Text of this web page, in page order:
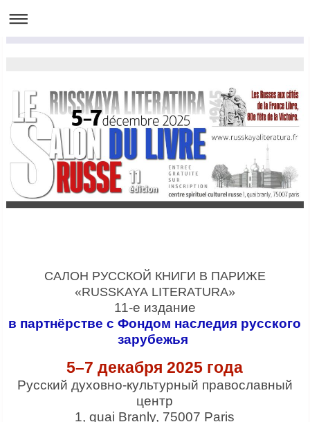
САЛОН РУССКОЙ КНИГИ В ПАРИЖЕ
«RUSSKAYA LITERATURA»
11-е издание
в партнёрстве с Фондом наследия русского
зарубежья
5–7 декабря 2025 года
Русский духовно-культурный православный
центр
1, quai Branly, 75007 Paris